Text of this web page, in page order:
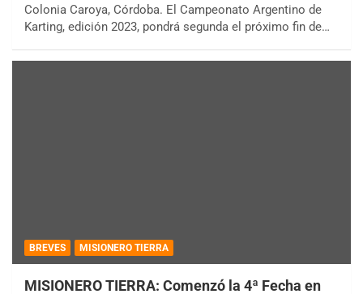
Colonia Caroya, Córdoba. El Campeonato Argentino de
Karting, edición 2023, pondrá segunda el próximo fin de…
BREVES MISIONERO TIERRA
MISIONERO TIERRA: Comenzó la 4ª Fecha en